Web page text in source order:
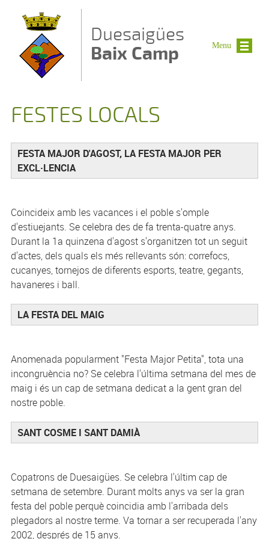
Duesaigües
Baix Camp
FESTES LOCALS
FESTA MAJOR D'AGOST, LA FESTA MAJOR PER
EXCL·LENCIA
Coincideix amb les vacances i el poble s'omple
d'estiuejants. Se celebra des de fa trenta-quatre anys.
Durant la 1a quinzena d'agost s'organitzen tot un seguit
d'actes, dels quals els més rellevants són: correfocs,
cucanyes, tornejos de diferents esports, teatre, gegants,
havaneres i ball.
LA FESTA DEL MAIG
Anomenada popularment "Festa Major Petita", tota una
incongruència no? Se celebra l'última setmana del mes de
maig i és un cap de setmana dedicat a la gent gran del
nostre poble.
SANT COSME I SANT DAMIÀ
Copatrons de Duesaigües. Se celebra l'últim cap de
setmana de setembre. Durant molts anys va ser la gran
festa del poble perquè coincidia amb l'arribada dels
plegadors al nostre terme. Va tornar a ser recuperada l'any
2002, després de 15 anys.
Menu